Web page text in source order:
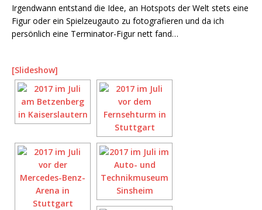
Irgendwann entstand die Idee, an Hotspots der Welt stets eine
Figur oder ein Spielzeugauto zu fotografieren und da ich
persönlich eine Terminator-Figur nett fand…
[Slideshow]